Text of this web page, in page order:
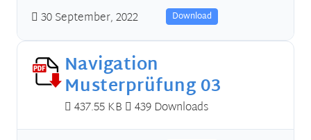
30 September, 2022 Download
Navigation
Musterprüfung 03
437.55 KB 439 Downloads